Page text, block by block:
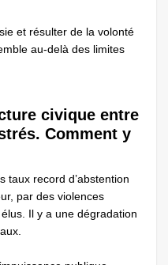
et résulter de la volonté
au-delà des limites
civique entre
Comment y
taux record d’abstention
par des violences
Il y a une dégradation